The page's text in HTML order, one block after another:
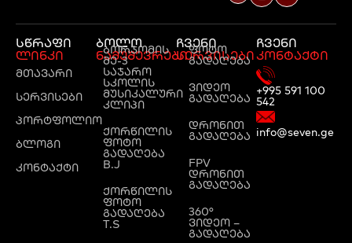
სწრაფი
ლინკი
მთავარი
სერვისები
პორტფოლიო
ბლოგი
კონტაქტი
ბოლო
ნამუშევრები
ბორჯომის
მე-3
საჯარო
სკოლის
მუსიკალური
კლიპი
ქორწილის
ფოტო
გადაღება
B.J
ქორწილის
ფოტო
გადაღება
T.S
ჩვენი
სერვისები
ფოტო
გადაღება
ვიდეო
გადაღება
დრონით
გადაღება
FPV
დრონით
გადაღება
360°
ვიდეო –
გადაღება
ჩვენი
კონტაქტი
+995 591 100
542
info@seven.ge